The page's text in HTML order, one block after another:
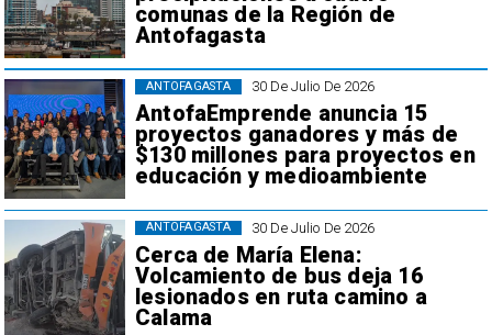
comunas de la Región de
Antofagasta
30 De Julio De 2026
AntofaEmprende anuncia 15
proyectos ganadores y más de
$130 millones para proyectos en
educación y medioambiente
ANTOFAGASTA
30 De Julio De 2026
Cerca de María Elena:
Volcamiento de bus deja 16
lesionados en ruta camino a
Calama
ANTOFAGASTA